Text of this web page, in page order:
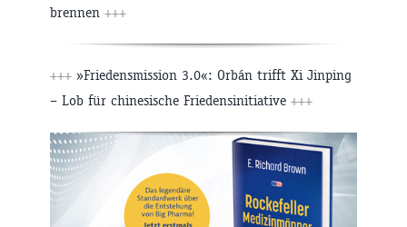
brennen +++
+++ »Friedensmission 3.0«: Orbán trifft Xi Jinping
– Lob für chinesische Friedensinitiative +++